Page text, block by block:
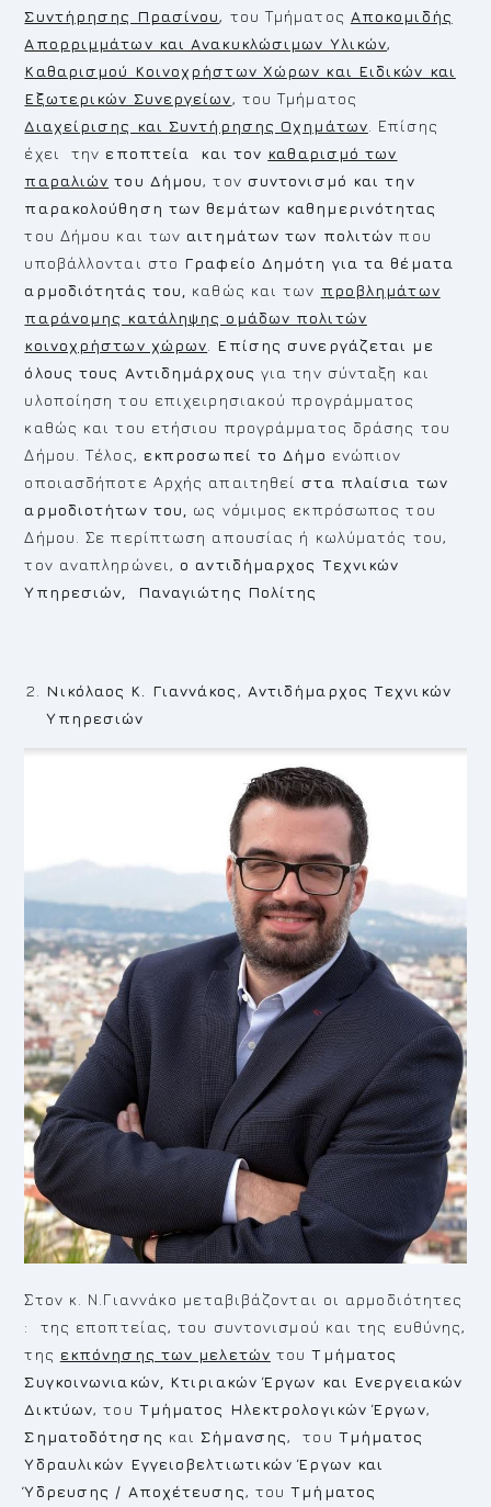
Συντήρησης Πρασίνου, του Τμήματος Αποκομιδής
Απορριμμάτων και Ανακυκλώσιμων Υλικών,
Καθαρισμού Κοινοχρήστων Χώρων και Ειδικών και
Εξωτερικών Συνεργείων, του Τμήματος
Διαχείρισης και Συντήρησης Οχημάτων . Επίσης
έχει την εποπτεία και τον καθαρισμό των
παραλιών του Δήμου, τον συντονισμό και την
παρακολούθηση των θεμάτων καθημερινότητας
του Δήμου και τωναιτημάτων των πολιτών που
υποβάλλονται στο Γραφείο Δημότη για τα θέματα
αρμοδιότητάς του,
καθώς και των προβλημάτων
παράνομης κατάληψης ομάδων πολιτών
κοινοχρήστων χώρων
Επίσης συνεργάζεται με
όλους τους Αντιδημάρχους για την σύνταξη και
υλοποίηση του επιχειρησιακού προγράμματος
καθώς και του ετήσιου προγράμματος δράσης του
Δήμου. Τέλος, εκπροσωπεί το Δήμο ενώπιον
οποιασδήποτε Αρχής απαιτηθείστα πλαίσια των
αρμοδιοτήτων του,
ως νόμιμος εκπρόσωπος του
Δήμου. Σε περίπτωση απουσίας ή κωλύματός του,
τον αναπληρώνει,ο αντιδήμαρχος Τεχνικών
Υπηρεσιών, Παναγιώτης Πολίτης
Νικόλαος Κ. Γιαννάκος, Αντιδήμαρχος Τεχνικών
Υπηρεσιών
Στον κ. Ν.Γιαννάκο μεταβιβάζονται οι αρμοδιότητες
: της εποπτείας, του συντονισμού και της ευθύνης,
της εκπόνησης των μελετών τουΤμήματος
Συγκοινωνιακών, Κτιριακών Έργων και Ενεργειακών
Δικτύων, του Τμήματος Ηλεκτρολογικών Έργων,
Σηματοδότησης καιΣήμανσης, του Τμήματος
Υδραυλικών Εγγειοβελτιωτικών Έργων και
Ύδρευσης / Αποχέτευσης, τουΤμήματος